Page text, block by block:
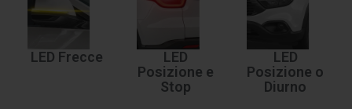
LED Frecce
LED
Posizione e
Stop
LED
Posizione o
Diurno